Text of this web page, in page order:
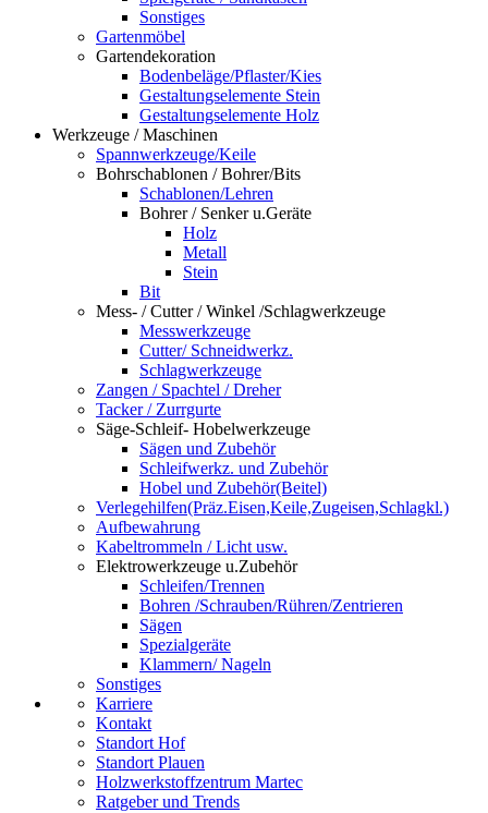
Sonstiges
Gartenmöbel
Gartendekoration
Bodenbeläge/Pflaster/Kies
Gestaltungselemente Stein
Gestaltungselemente Holz
Werkzeuge / Maschinen
Spannwerkzeuge/Keile
Bohrschablonen / Bohrer/Bits
Schablonen/Lehren
Bohrer / Senker u.Geräte
Holz
Metall
Stein
Bit
Mess- / Cutter / Winkel /Schlagwerkzeuge
Messwerkzeuge
Cutter/ Schneidwerkz.
Schlagwerkzeuge
Zangen / Spachtel / Dreher
Tacker / Zurrgurte
Säge-Schleif- Hobelwerkzeuge
Sägen und Zubehör
Schleifwerkz. und Zubehör
Hobel und Zubehör(Beitel)
Verlegehilfen(Präz.Eisen,Keile,Zugeisen,Schlagkl.)
Aufbewahrung
Kabeltrommeln / Licht usw.
Elektrowerkzeuge u.Zubehör
Schleifen/Trennen
Bohren /Schrauben/Rühren/Zentrieren
Sägen
Spezialgeräte
Klammern/ Nageln
Sonstiges
Karriere
Kontakt
Standort Hof
Standort Plauen
Holzwerkstoffzentrum Martec
Ratgeber und Trends